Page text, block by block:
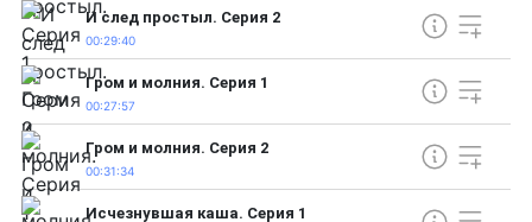
И след простыл. Серия 2
00:29:40
Гром и молния. Серия 1
00:27:57
Гром и молния. Серия 2
00:31:34
Исчезнувшая каша. Серия 1